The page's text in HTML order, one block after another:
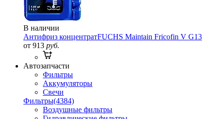
В наличии
Антифриз концентратFUCHS Maintain Fricofin V G13
от 913 руб.
Автозапчасти
Фильтры
Аккумуляторы
Свечи
Фильтры(4384)
Воздушные фильтры